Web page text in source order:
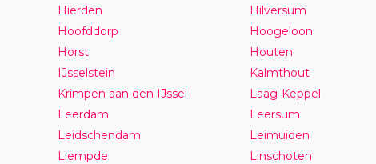
Hierden
Hilversum
Hoofddorp
Hoogeloon
Horst
Houten
IJsselstein
Kalmthout
Krimpen aan den IJssel
Laag-Keppel
Leerdam
Leersum
Leidschendam
Leimuiden
Liempde
Linschoten